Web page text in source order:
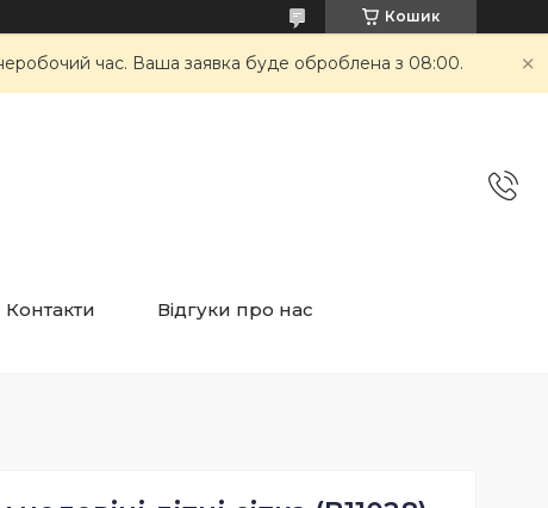
Кошик
час. Ваша заявка буде оброблена з 08:00.
Контакти Відгуки про нас